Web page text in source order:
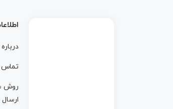
تماس
روش
ارسال